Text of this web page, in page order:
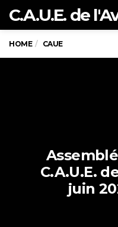
C.A.U.E. de
HOME CAUE
C.A.U.E.
juin